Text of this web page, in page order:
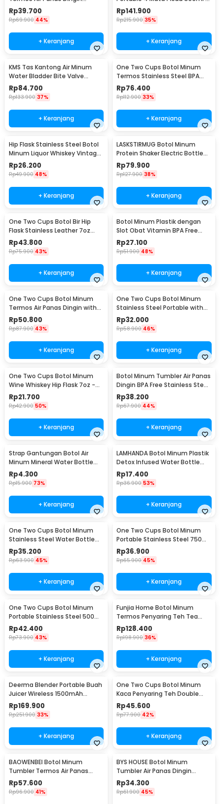
Stainless Steel 260ml -
AQW575
Rp39.700
Rp69.900 44%
+ Keranjang
VT-04
Rp141.900
Rp215.900 35%
+ Keranjang
KMS Tas Kantong Air Minum
Water Bladder Bite Valve
Hydration Bag 3L - BL018
Rp84.700
Rp133.900 37%
+ Keranjang
One Two Cups Botol Minum
Termos Stainless Steel BPA
Free 400ml - K623
Rp76.400
Rp112.900 33%
+ Keranjang
Hip Flask Stainless Steel Botol
Minum Liquor Whiskey Vintage
7oz Jack Daniel - H-7
Rp26.200
Rp49.900 48%
+ Keranjang
LASKSTIRMUG Botol Minum
Protein Shaker Electric Bottle
BPA Free 480ml - 1505
Rp79.900
Rp127.900 38%
+ Keranjang
One Two Cups Botol Bir Hip
Flask Stainless Leather 7oz
with Shot Glass
Rp43.800
Rp75.900 43%
+ Keranjang
Botol Minum Plastik dengan
Slot Obat Vitamin BPA Free
600ml - 830
Rp27.100
Rp51.900 48%
+ Keranjang
One Two Cups Botol Minum
Termos Air Panas Dingin with
Cup Head 500ml - SUS304
Rp50.800
Rp87.900 43%
+ Keranjang
One Two Cups Botol Minum
Stainless Steel Portable with
Carabiner 750ml - GBD
Rp32.000
Rp58.900 46%
+ Keranjang
One Two Cups Botol Minum
Wine Whiskey Hip Flask 7oz -
F0212
Rp21.700
Rp42.900 50%
+ Keranjang
Botol Minum Tumbler Air Panas
Dingin BPA Free Stainless Steel
350ml - HS-6983
Rp38.200
Rp67.900 44%
+ Keranjang
Strap Gantungan Botol Air
Minum Mineral Water Bottle
Belt Hanger - 3330
Rp4.300
Rp15.900 73%
+ Keranjang
LAMHANDA Botol Minum Plastik
Detox Infused Water Bottle
BPA Free 1L - QWF236
Rp17.400
Rp36.900 53%
+ Keranjang
One Two Cups Botol Minum
Stainless Steel Water Bottle
300ml - YM006
Rp35.200
Rp63.900 45%
+ Keranjang
One Two Cups Botol Minum
Portable Stainless Steel 750ml
- YM006
Rp36.900
Rp65.900 45%
+ Keranjang
One Two Cups Botol Minum
Portable Stainless Steel 500ml
- YM006
Rp42.400
Rp73.900 43%
+ Keranjang
Funjia Home Botol Minum
Termos Penyaring Teh Tea
Infuser 520ml
Rp128.400
Rp198.900 36%
+ Keranjang
Deerma Blender Portable Buah
Juicer Wireless 1500mAh
400ml - DEM-NU05
Rp169.900
Rp251.900 33%
+ Keranjang
One Two Cups Botol Minum
Kaca Penyaring Teh Double
Wall 230ml - X9001
Rp45.600
Rp77.900 42%
+ Keranjang
BAOWENBEI Botol Minum
Tumbler Termos Air Panas
Dingin Stainless 500ml - A1A0
Rp57.600
Rp96.900 41%
BYS HOUSE Botol Minum
Tumbler Air Panas Dingin
Stainless Steel 380ml - TY204
Rp34.300
Rp61.900 45%